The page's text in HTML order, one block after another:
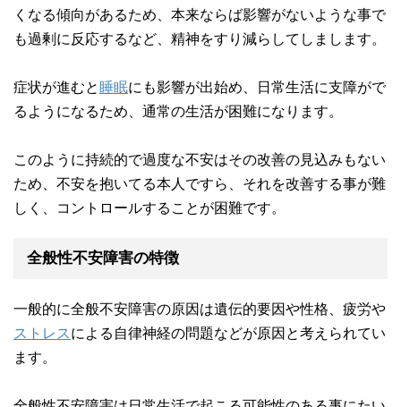
くなる傾向があるため、本来ならば影響がないような事で
も過剰に反応するなど、精神をすり減らしてしまします。
症状が進むと 睡眠にも影響が出始め、日常生活に支障がで
るようになるため、通常の生活が困難になります。
このように持続的で過度な不安はその改善の見込みもない
ため、不安を抱いてる本人ですら、それを改善する事が難
しく、コントロールすることが困難です。
全般性不安障害の特徴
一般的に全般不安障害の原因は遺伝的要因や性格、疲労や
ストレス による自律神経の問題などが原因と考えられてい
ます。